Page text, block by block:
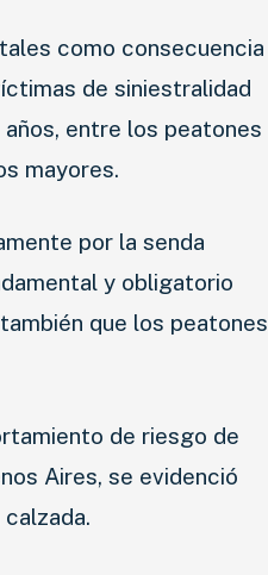
como consecuencia
de siniestralidad
entre los peatones
mayores.
por la senda
y obligatorio
que los peatones
de riesgo de
Aires, se evidenció